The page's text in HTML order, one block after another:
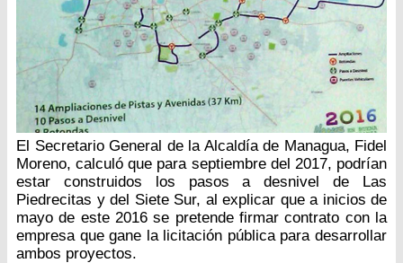
El Secretario General de la Alcaldía de Managua, Fidel
Moreno, calculó que para septiembre del 2017, podrían
estar construidos los pasos a desnivel de Las
Piedrecitas y del Siete Sur, al explicar que a inicios de
mayo de este 2016 se pretende firmar contrato con la
empresa que gane la licitación pública para desarrollar
ambos proyectos.